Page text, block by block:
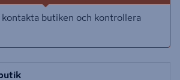
butiken och kontrollera